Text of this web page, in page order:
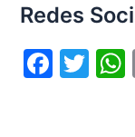
Redes
F
T